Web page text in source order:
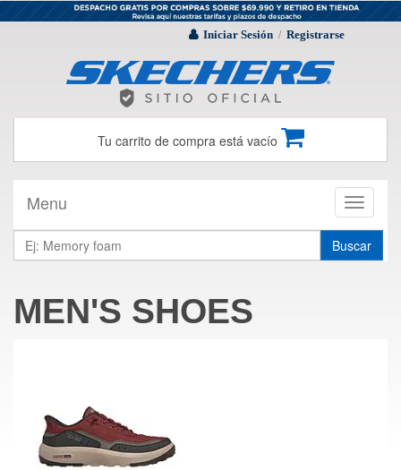
Iniciar Sesión / Registrarse
Tu carrito de compra está vacío
Toggle
Menu
Buscar
MEN'S SHOES